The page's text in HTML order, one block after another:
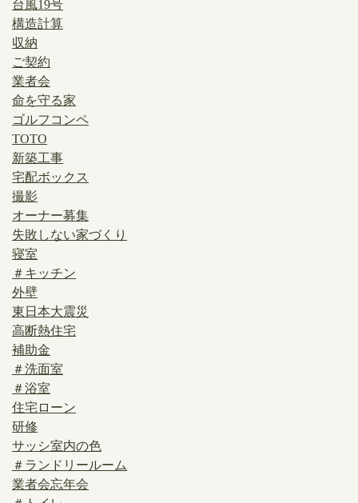
台風19号
構造計算
収納
ご契約
業者会
命を守る家
ゴルフコンペ
TOTO
新築工事
宅配ボックス
撮影
オーナー募集
失敗しない家づくり
寝室
＃キッチン
外壁
東日本大震災
高断熱住宅
補助金
＃洗面室
＃浴室
住宅ローン
研修
サッシ室内の色
＃ランドリールーム
業者会忘年会